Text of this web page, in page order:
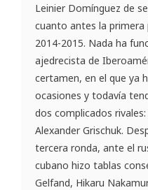
Leinier Domínguez de
cuanto antes la primera
2014-2015. Nada ha
ajedrecista de
certamen, en el que ya
ocasiones y todavía
dos complicados
Alexander Grischuk.
tercera ronda, ante el
cubano hizo tablas
Gelfand, Hikaru